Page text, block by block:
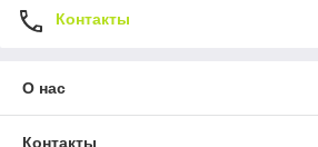
Контакты
О нас
Контакты